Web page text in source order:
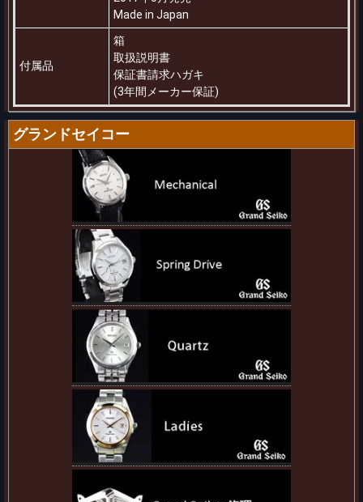
Made in Japan
付属品
箱
取扱説明書
保証書請求ハガキ
(3年間メーカー保証)
グランドセイコー